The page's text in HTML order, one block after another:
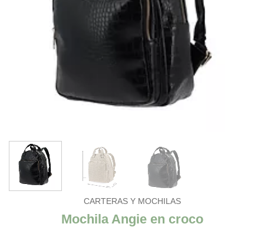
CARTERAS Y MOCHILAS
Mochila Angie en croco